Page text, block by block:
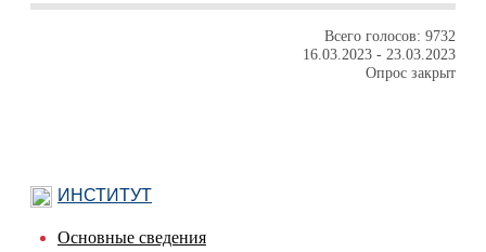
Всего голосов: 9732
16.03.2023 - 23.03.2023
Опрос закрыт
ИНСТИТУТ
Основные сведения